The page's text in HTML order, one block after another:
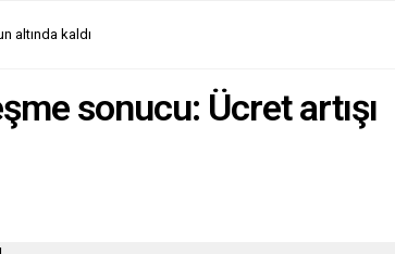
altında kaldı
sonucu: Ücret artışı